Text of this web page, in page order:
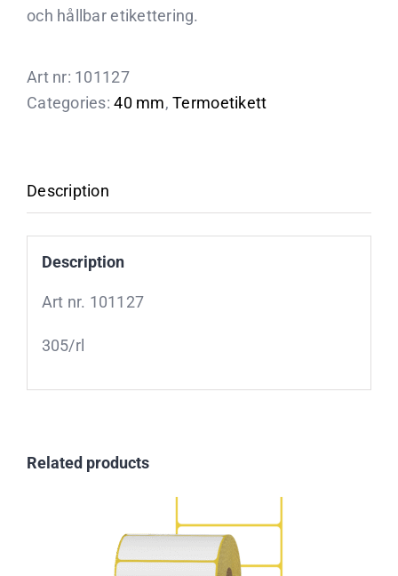
och hållbar etikettering.
Art nr: 101127
Categories:40 mm,Termoetikett
Description
Description
Art nr. 101127
305/rl
Related products